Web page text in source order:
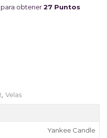
27,92€.
obtener27 Puntos
Velas
Yankee Candle